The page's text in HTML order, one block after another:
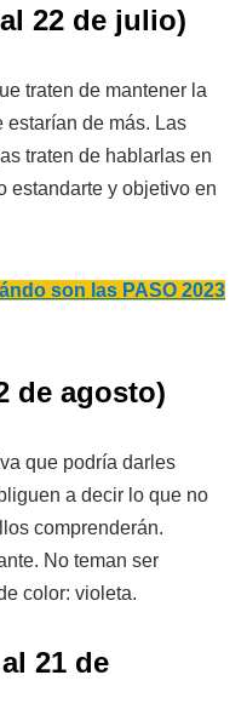
22 de julio)
traten de mantener la
estarían de más. Las
traten de hablarlas en
estandarte y objetivo en
son las PASO 2023
de agosto)
que podría darles
a decir lo que no
comprenderán.
No teman ser
color: violeta.
21 de